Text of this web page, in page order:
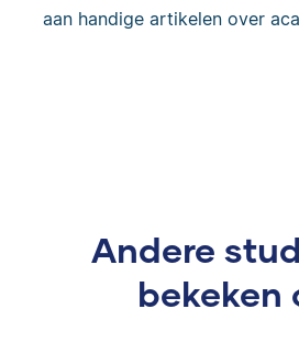
aan handige artikelen over
Andere
bekeken